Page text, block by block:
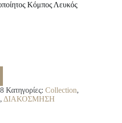
Κόμπος Λευκός
Κατηγορίες: Collection,
, ΔΙΑΚΟΣΜΗΣΗ